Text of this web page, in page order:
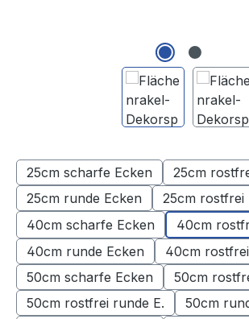
25cm scharfe Ecken
25cm
25cm runde Ecken
25cm rostfrei
40cm scharfe Ecken
40cm
40cm runde Ecken
40cm
50cm scharfe Ecken
50cm
50cm rostfrei runde E.
50cm